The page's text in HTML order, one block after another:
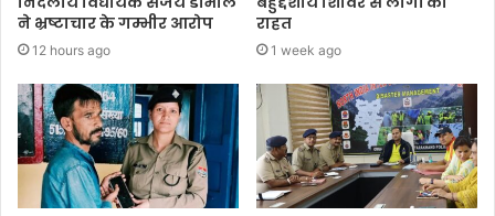
ने भ्रष्टाचार के गम्भीर आरोप
12 hours ago
राहत
1 week ago